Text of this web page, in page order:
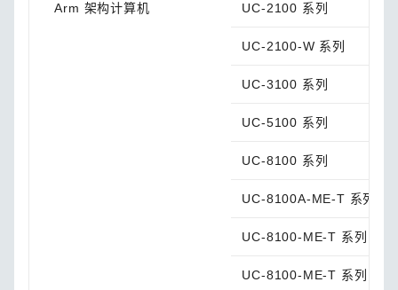
Arm 架构计算机 UC-2100 系列
UC-2100-W 系列
UC-3100 系列
UC-5100 系列
UC-8100 系列
UC-8100A-ME-T 系列
UC-8100-ME-T 系列
UC-8100-ME-T 系列